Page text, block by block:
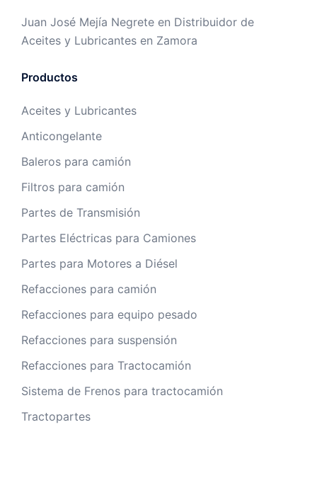
Juan José Mejía Negrete en Distribuidor de
Aceites y Lubricantes en Zamora
Productos
Aceites y Lubricantes
Anticongelante
Baleros para camión
Filtros para camión
Partes de Transmisión
Partes Eléctricas para Camiones
Partes para Motores a Diésel
Refacciones para camión
Refacciones para equipo pesado
Refacciones para suspensión
Refacciones para Tractocamión
Sistema de Frenos para tractocamión
Tractopartes